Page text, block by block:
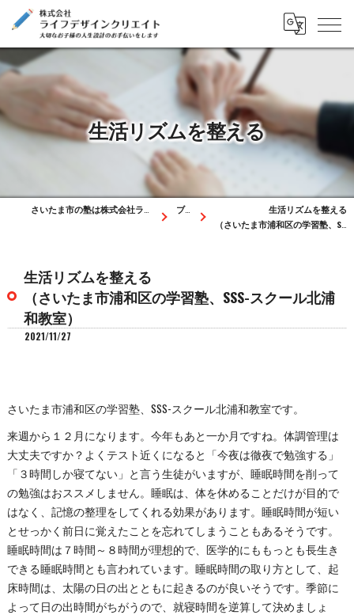
生活リズムを整える
ブログ
生活リズムを整える
（さいたま市浦和区の学習塾、SSS-スクール北浦和教室）
生活リズムを整える
（さいたま市浦和区の学習塾、SSS-スクール北浦
和教室）
2021/11/27
さいたま市浦和区の学習塾、SSS-スクール北浦和教室です。
来週から１２月になります。今年もあと一か月ですね。体調管理は
大丈夫ですか？よくテスト近くになると「今夜は徹夜で勉強する」
「３時間しか寝てない」と言う生徒がいますが、睡眠時間を削って
の勉強はおススメしません。睡眠は、体を休めることだけが目的で
はなく、記憶の整理をしてくれる効果があります。睡眠時間が短い
とせっかく前日に覚えたことを忘れてしまうこともあるそうです。
睡眠時間は７時間～８時間が理想的で、医学的にももっとも長生き
できる睡眠時間とも言われています。睡眠時間の取り方として、起
床時間は、太陽の日の出とともに起きるのが良いそうです。季節に
よって日の出時間がちがうので、就寝時間を逆算して決めましょ